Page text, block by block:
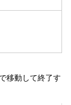
移動して終了す